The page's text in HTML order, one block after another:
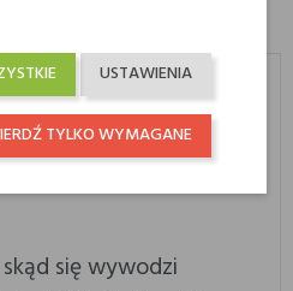
perfum niszowych, której
do rodzinnej firmy rodziny
się wywodzi
USTAWIENIA
TYLKO WYMAGANE